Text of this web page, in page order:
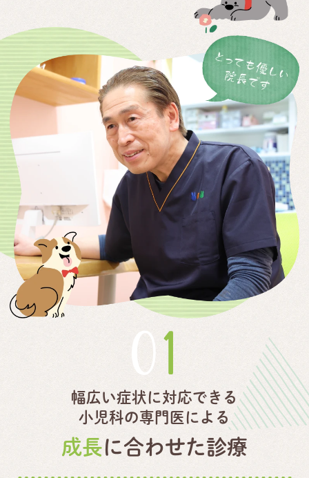
01
幅広い症状に対応できる
小児科の専門医による
成長に合わせた診療